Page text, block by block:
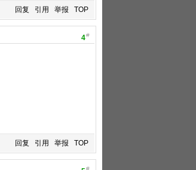
回复 引用 举报 TOP
4#
回复 引用 举报 TOP
#